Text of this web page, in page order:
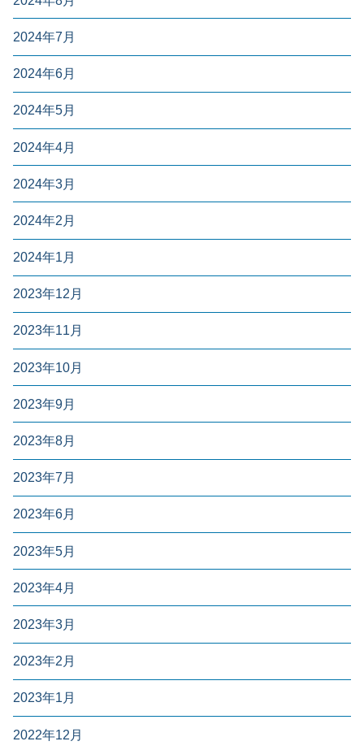
2024年7月
2024年6月
2024年5月
2024年4月
2024年3月
2024年2月
2024年1月
2023年12月
2023年11月
2023年10月
2023年9月
2023年8月
2023年7月
2023年6月
2023年5月
2023年4月
2023年3月
2023年2月
2023年1月
2022年12月